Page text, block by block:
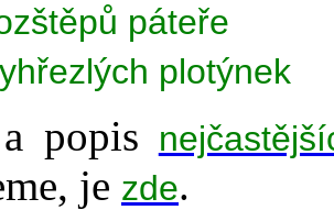
páteře
plotýnek
popis
je zde.